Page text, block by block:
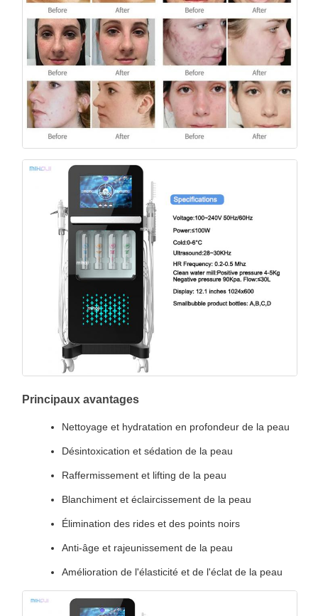
Principaux avantages
Nettoyage et hydratation en profondeur de la peau
Désintoxication et sédation de la peau
Raffermissement et lifting de la peau
Blanchiment et éclaircissement de la peau
Élimination des rides et des points noirs
Anti-âge et rajeunissement de la peau
Amélioration de l'élasticité et de l'éclat de la peau